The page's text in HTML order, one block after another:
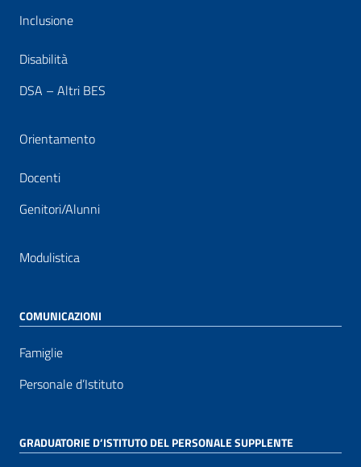
Inclusione
Disabilità
DSA – Altri BES
Orientamento
Docenti
Genitori/Alunni
Modulistica
COMUNICAZIONI
Famiglie
Personale d’Istituto
GRADUATORIE D’ISTITUTO DEL PERSONALE SUPPLENTE